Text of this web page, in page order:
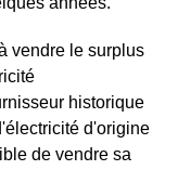
vendre le surplus
historique
d'origine
de vendre sa